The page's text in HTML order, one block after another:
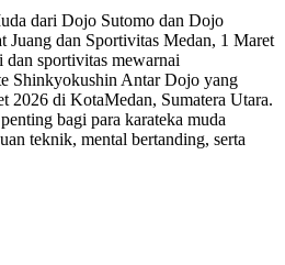
dari Dojo Sutomo dan Dojo
Juang dan Sportivitas Medan, 1 Maret
sportivitas mewarnai
Shinkyokushin Antar Dojo yang
2026 di KotaMedan, Sumatera Utara.
bagi para karateka muda
teknik, mental bertanding, serta